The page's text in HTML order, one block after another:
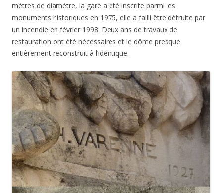
mètres de diamètre, la gare a été inscrite parmi les
monuments historiques en 1975, elle a failli être détruite par
un incendie en février 1998. Deux ans de travaux de
restauration ont été nécessaires et le dôme presque
entièrement reconstruit à l’identique.